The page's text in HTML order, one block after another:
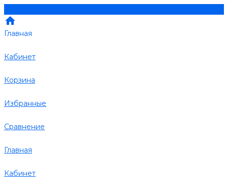
Главная
Кабинет
Корзина
Избранные
Сравнение
Главная
Кабинет